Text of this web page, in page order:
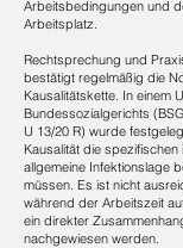
Arbeitsbedingungen und
Arbeitsplatz.
Rechtsprechung und
bestätigt regelmäßig die
Kausalitätskette. In einem
Bundessozialgerichts
U 13/20 R) wurde
Kausalität die
allgemeine Infektionslage
müssen. Es ist nicht
während der Arbeitszeit
ein direkter
nachgewiesen werden.